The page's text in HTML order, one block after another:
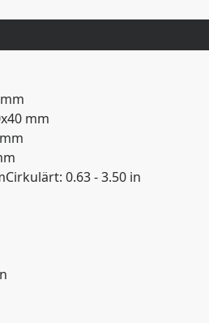
mm
Cirkulärt: 0.63 - 3.50 in